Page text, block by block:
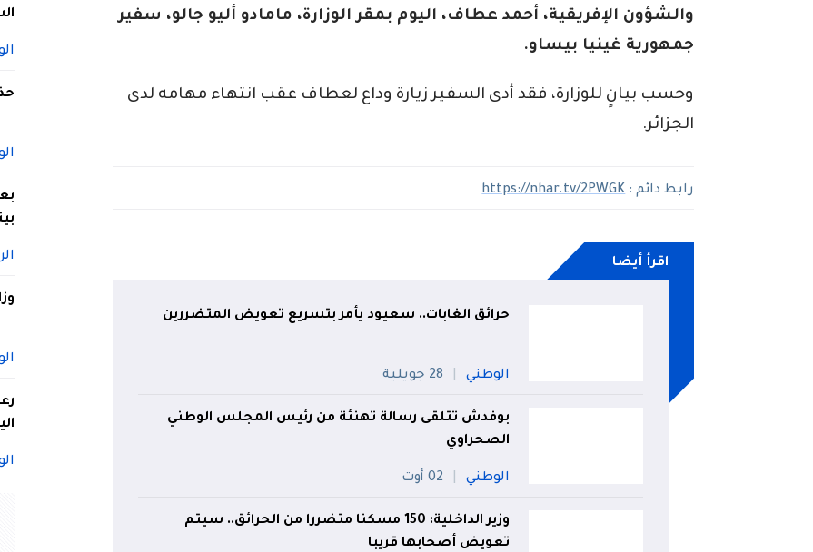
والشؤون الإفريقية، ‎أحمد عطاف، اليوم بمقر الوزارة، مامادو أليو جالو، سفير
جمهورية غينيا بيساو.
وحسب بيانٍ للوزارة، فقد أدى السفير زيارة وداع لعطاف عقب انتهاء مهامه لدى
الجزائر.
رابط دائم :https://nhar.tv/2PWGK
اقرأ أيضا
حرائق الغابات.. سعيود يأمر بتسريع تعويض المتضررين
الوطني 28 جويلية
بوفدش تتلقى رسالة تهنئة من رئيس المجلس الوطني
الصحراوي
الوطني 02 أوت
وزير الداخلية: 150 مسكنا متضررا من الحرائق.. سيتم
تعويض أصحابها قريبا